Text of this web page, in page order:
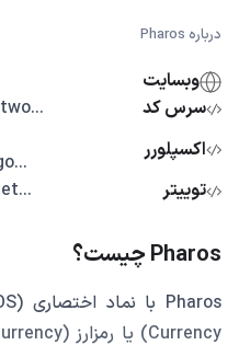
درباره Pharos
وبسایت
سرس کد
...https://github.com/PharosNetwo
اکسپلورر
...https://app.nansen.ai/token-go
توییتر
...https://twitter.com/pharos_net
Pharos چیست؟